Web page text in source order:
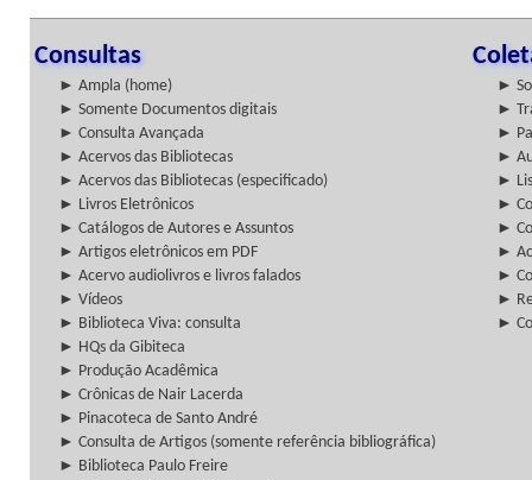
Consultas
► Ampla (home)
►
► Somente Documentos digitais
►
► Consulta Avançada
►
► Acervos das Bibliotecas
►
► Acervos das Bibliotecas (especificado)
►
► Livros Eletrônicos
►
► Catálogos de Autores e Assuntos
►
► Artigos eletrônicos em PDF
►
► Acervo audiolivros e livros falados
►
► Vídeos
►
► Biblioteca Viva: consulta
►
► HQs da Gibiteca
► Produção Acadêmica
► Crônicas de Nair Lacerda
► Pinacoteca de Santo André
► Consulta de Artigos (somente referência bibliográfica)
► Biblioteca Paulo Freire